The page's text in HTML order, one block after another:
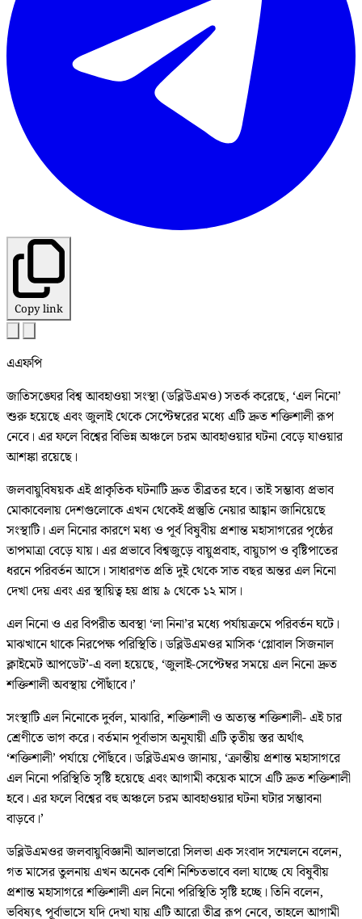
Copy link
এএফপি
জাতিসঙ্ঘের বিশ্ব আবহাওয়া সংস্থা (ডব্লিউএমও) সতর্ক করেছে, ‘এল নিনো’
শুরু হয়েছে এবং জুলাই থেকে সেপ্টেম্বরের মধ্যে এটি দ্রুত শক্তিশালী রূপ
নেবে। এর ফলে বিশ্বের বিভিন্ন অঞ্চলে চরম আবহাওয়ার ঘটনা বেড়ে যাওয়ার
আশঙ্কা রয়েছে।
জলবায়ুবিষয়ক এই প্রাকৃতিক ঘটনাটি দ্রুত তীব্রতর হবে। তাই সম্ভাব্য প্রভাব
মোকাবেলায় দেশগুলোকে এখন থেকেই প্রস্তুতি নেয়ার আহ্বান জানিয়েছে
সংস্থাটি। এল নিনোর কারণে মধ্য ও পূর্ব বিষুবীয় প্রশান্ত মহাসাগরের পৃষ্ঠের
তাপমাত্রা বেড়ে যায়। এর প্রভাবে বিশ্বজুড়ে বায়ুপ্রবাহ, বায়ুচাপ ও বৃষ্টিপাতের
ধরনে পরিবর্তন আসে। সাধারণত প্রতি দুই থেকে সাত বছর অন্তর এল নিনো
দেখা দেয় এবং এর স্থায়িত্ব হয় প্রায় ৯ থেকে ১২ মাস।
এল নিনো ও এর বিপরীত অবস্থা ‘লা নিনা’র মধ্যে পর্যায়ক্রমে পরিবর্তন ঘটে।
মাঝখানে থাকে নিরপেক্ষ পরিস্থিতি। ডব্লিউএমওর মাসিক ‘গ্লোবাল সিজনাল
ক্লাইমেট আপডেট’-এ বলা হয়েছে, ‘জুলাই-সেপ্টেম্বর সময়ে এল নিনো দ্রুত
শক্তিশালী অবস্থায় পৌঁছাবে।’
সংস্থাটি এল নিনোকে দুর্বল, মাঝারি, শক্তিশালী ও অত্যন্ত শক্তিশালী- এই চার
শ্রেণীতে ভাগ করে। বর্তমান পূর্বাভাস অনুযায়ী এটি তৃতীয় স্তর অর্থাৎ
‘শক্তিশালী’ পর্যায়ে পৌঁছবে। ডব্লিউএমও জানায়, ‘ক্রান্তীয় প্রশান্ত মহাসাগরে
এল নিনো পরিস্থিতি সৃষ্টি হয়েছে এবং আগামী কয়েক মাসে এটি দ্রুত শক্তিশালী
হবে। এর ফলে বিশ্বের বহু অঞ্চলে চরম আবহাওয়ার ঘটনা ঘটার সম্ভাবনা
বাড়বে।’
ডব্লিউএমওর জলবায়ুবিজ্ঞানী আলভারো সিলভা এক সংবাদ সম্মেলনে বলেন,
গত মাসের তুলনায় এখন অনেক বেশি নিশ্চিতভাবে বলা যাচ্ছে যে বিষুবীয়
প্রশান্ত মহাসাগরে শক্তিশালী এল নিনো পরিস্থিতি সৃষ্টি হচ্ছে। তিনি বলেন,
ভবিষ্যৎ পূর্বাভাসে যদি দেখা যায় এটি আরো তীব্র রূপ নেবে, তাহলে আগামী